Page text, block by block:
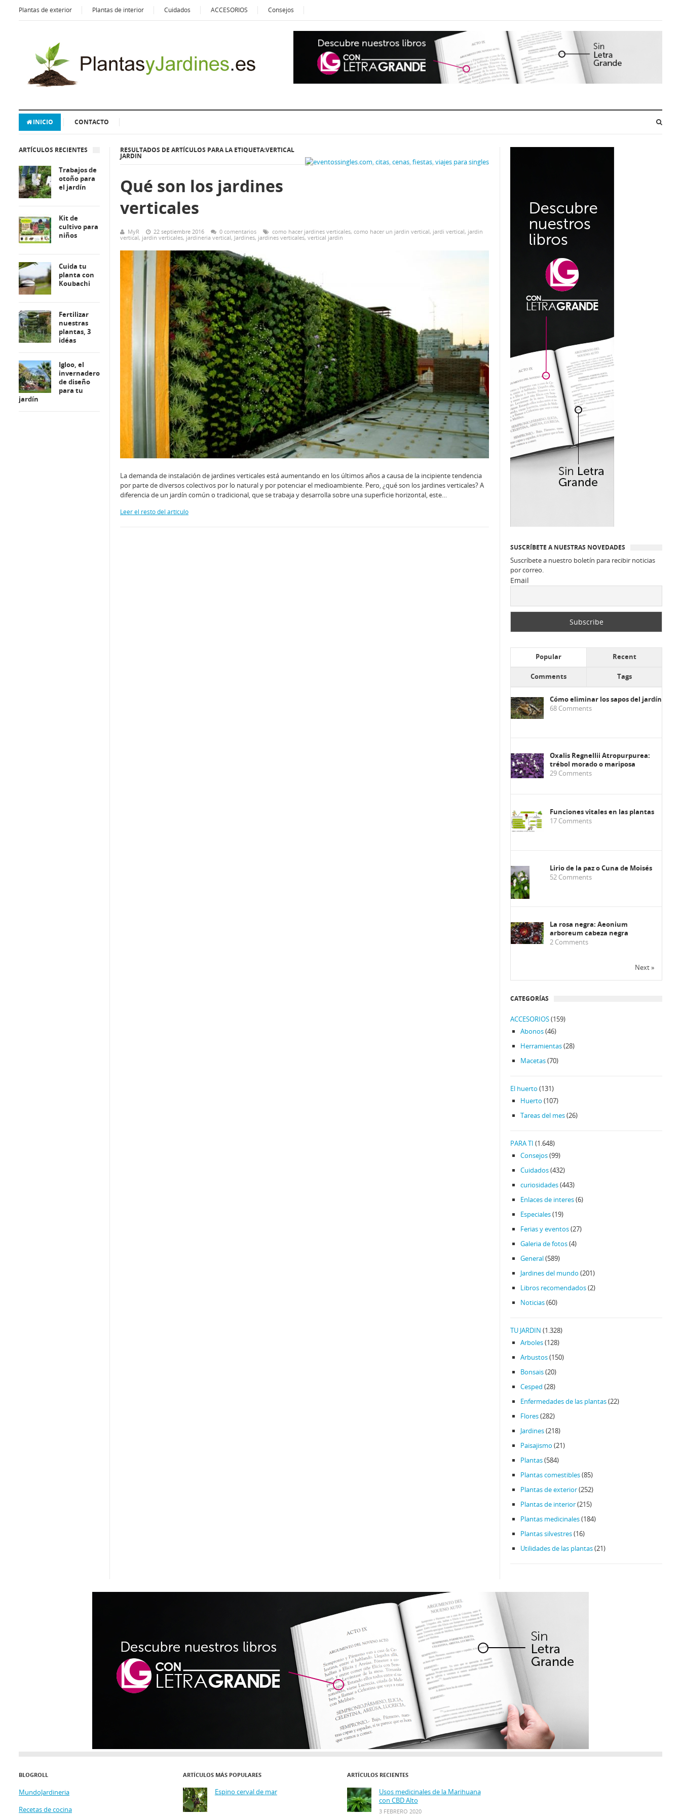
Plantas de exterior Plantas de interior Cuidados ACCESORIOS Consejos
INICIO CONTACTO
RESULTADOS DE ARTÍCULOS PARA LA ETIQUETA:VERTICAL
JARDIN
Qué son los jardines
verticales
MyR 22 septiembre 2016 0 comentarios como hacer jardines verticales, como hacer un jardin vertical, jardi vertical, jardin
vertical, jardin verticales, jardineria vertical, Jardines, jardines verticales, vertical jardin
La demanda de instalación de jardines verticales está aumentando en los últimos años a causa de la incipiente tendencia
por parte de diversos colectivos por lo natural y por potenciar el medioambiente. Pero, ¿qué son los jardines verticales? A
diferencia de un jardín común o tradicional, que se trabaja y desarrolla sobre una superficie horizontal, este…
Leer el resto del artículo
ARTÍCULOS RECIENTES
Trabajos de
otoño para
el jardín
Kit de
cultivo para
niños
Cuida tu
planta con
Koubachi
Fertilizar
nuestras
plantas, 3
idéas
Igloo, el
invernadero
de diseño
para tu
jardín
SUSCRÍBETE A NUESTRAS NOVEDADES
Suscríbete a nuestro boletín para recibir noticias
por correo.
Email
Popular Recent
Comments Tags
Cómo eliminar los sapos del jardín
68 Comments
Oxalis Regnellii Atropurpurea:
trébol morado o mariposa
29 Comments
Funciones vitales en las plantas
17 Comments
Lirio de la paz o Cuna de Moisés
52 Comments
La rosa negra: Aeonium
arboreum cabeza negra
2 Comments
Next »
CATEGORÍAS
ACCESORIOS(159)
Abonos(46)
Herramientas(28)
Macetas(70)
El huerto (131)
Huerto (107)
Tareas del mes(26)
PARA TI (1.648)
Consejos(99)
Cuidados(432)
curiosidades(443)
Enlaces de interes(6)
Especiales(19)
Ferias y eventos(27)
Galeria de fotos(4)
General(589)
Jardines del mundo (201)
Libros recomendados(2)
Noticias(60)
TU JARDIN (1.328)
Arboles(128)
Arbustos(150)
Bonsais(20)
Cesped (28)
Enfermedades de las plantas(22)
Flores(282)
Jardines(218)
Paisajismo (21)
Plantas(584)
Plantas comestibles(85)
Plantas de exterior(252)
Plantas de interior(215)
Plantas medicinales(184)
Plantas silvestres(16)
Utilidades de las plantas(21)
BLOGROLL
MundoJardineria
Recetas de cocina
ARTÍCULOS MÁS POPULARES
Espino cerval de mar
ARTÍCULOS RECIENTES
Usos medicinales de la Marihuana
con CBD Alto
3 FEBRERO 2020